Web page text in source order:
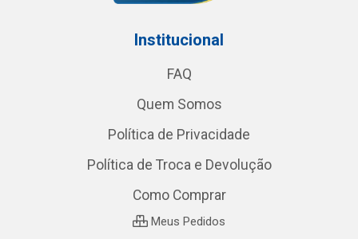
Institucional
FAQ
Quem Somos
Política de Privacidade
Política de Troca e Devolução
Como Comprar
Meus Pedidos